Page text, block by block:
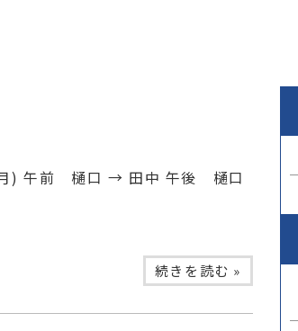
月) 午前 樋口 → 田中 午後 樋口
続きを読む »